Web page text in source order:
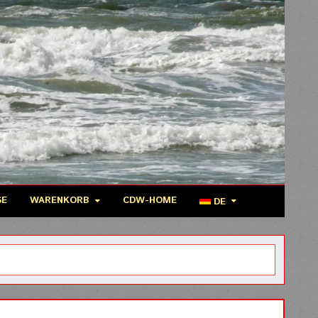
WARENKORB CDW-HOME DE